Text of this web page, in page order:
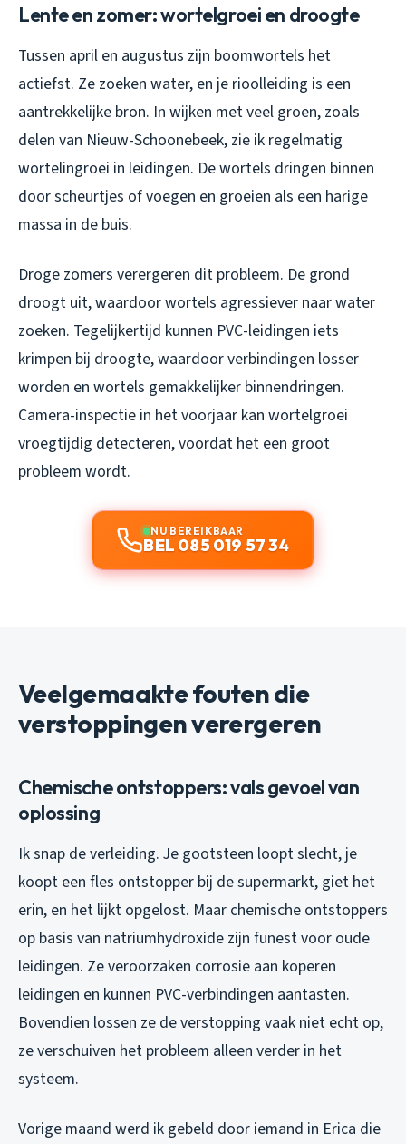
Lente en zomer: wortelgroei en droogte
Tussen april en augustus zijn boomwortels het
actiefst. Ze zoeken water, en je rioolleiding is een
aantrekkelijke bron. In wijken met veel groen, zoals
delen van Nieuw-Schoonebeek, zie ik regelmatig
wortelingroei in leidingen. De wortels dringen binnen
door scheurtjes of voegen en groeien als een harige
massa in de buis.
Droge zomers verergeren dit probleem. De grond
droogt uit, waardoor wortels agressiever naar water
zoeken. Tegelijkertijd kunnen PVC-leidingen iets
krimpen bij droogte, waardoor verbindingen losser
worden en wortels gemakkelijker binnendringen.
Camera-inspectie in het voorjaar kan wortelgroei
vroegtijdig detecteren, voordat het een groot
probleem wordt.
NU BEREIKBAAR
BEL 085 019 57 34
Veelgemaakte fouten die
verstoppingen verergeren
Chemische ontstoppers: vals gevoel van
oplossing
Ik snap de verleiding. Je gootsteen loopt slecht, je
koopt een fles ontstopper bij de supermarkt, giet het
erin, en het lijkt opgelost. Maar chemische ontstoppers
op basis van natriumhydroxide zijn funest voor oude
leidingen. Ze veroorzaken corrosie aan koperen
leidingen en kunnen PVC-verbindingen aantasten.
Bovendien lossen ze de verstopping vaak niet echt op,
ze verschuiven het probleem alleen verder in het
systeem.
Vorige maand werd ik gebeld door iemand in Erica die